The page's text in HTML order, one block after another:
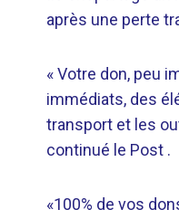
après une perte
« Votre don, peu
immédiats, des
transport et les
continué le Post .
«100% de vos